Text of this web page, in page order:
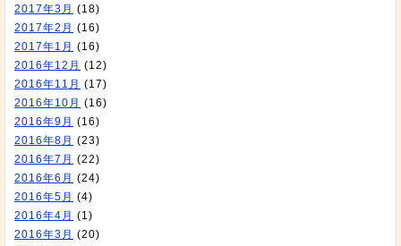
2017年3月 (18)
2017年2月 (16)
2017年1月 (16)
2016年12月 (12)
2016年11月 (17)
2016年10月 (16)
2016年9月 (16)
2016年8月 (23)
2016年7月 (22)
2016年6月 (24)
2016年5月 (4)
2016年4月 (1)
2016年3月 (20)